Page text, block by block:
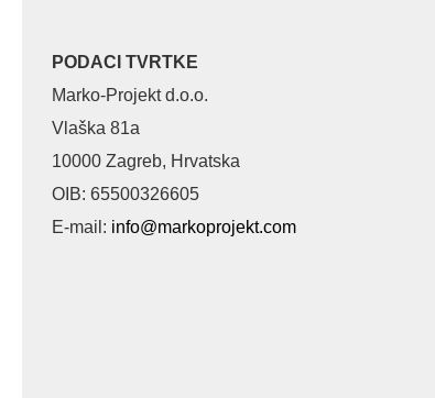
PODACI TVRTKE
Marko-Projekt d.o.o.
Vlaška 81a
10000 Zagreb, Hrvatska
OIB: 65500326605
E-mail: info@markoprojekt.com